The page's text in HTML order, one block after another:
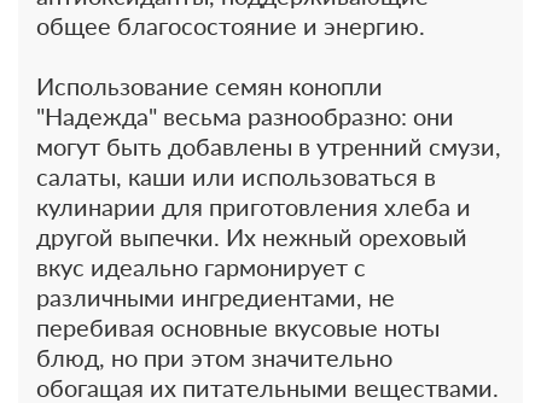
общее благосостояние и энергию.
Использование семян конопли
"Надежда" весьма разнообразно: они
могут быть добавлены в утренний смузи,
салаты, каши или использоваться в
кулинарии для приготовления хлеба и
другой выпечки. Их нежный ореховый
вкус идеально гармонирует с
различными ингредиентами, не
перебивая основные вкусовые ноты
блюд, но при этом значительно
обогащая их питательными веществами.